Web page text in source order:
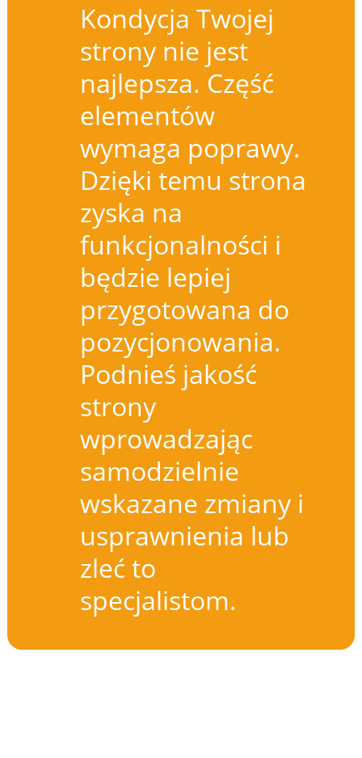
Kondycja Twojej
strony nie jest
najlepsza. Część
elementów
wymaga poprawy.
Dzięki temu strona
zyska na
funkcjonalności i
będzie lepiej
przygotowana do
pozycjonowania.
Podnieś jakość
strony
wprowadzając
samodzielnie
wskazane zmiany i
usprawnienia lub
zleć to
specjalistom.